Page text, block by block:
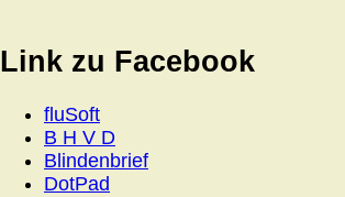
Link zu Facebook
fluSoft
B H V D
Blindenbrief
DotPad